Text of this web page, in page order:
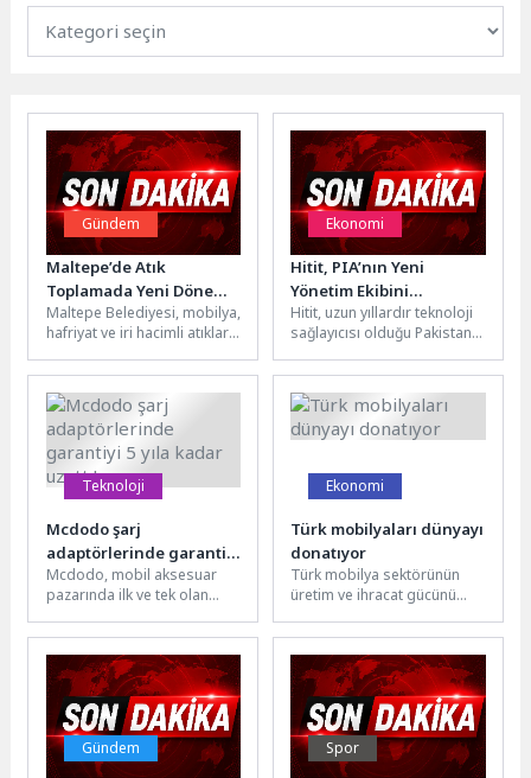
Gündem
Maltepe’de Atık
Toplamada Yeni Dönem:
Mahalle Bazlı Sabit Gün
Uygulaması Başladı
Maltepe Belediyesi, mobilya,
hafriyat ve iri hacimli atıkların
sürdürülebilir şekilde
toplanabilmesi...
Ekonomi
Hitit, PIA’nın Yeni
Yönetim Ekibini
İstanbul’da Ağırladı
Hitit, uzun yıllardır teknoloji
sağlayıcısı olduğu Pakistan
(PIA) yeni üst yönetimini ve
havayolunun...
Teknoloji
Mcdodo şarj
adaptörlerinde garantiyi
5 yıla kadar uzattı!
Mcdodo, mobil aksesuar
pazarında ilk ve tek olan
devreye aldı. Yeni
uygulamayla 2...
Ekonomi
Türk mobilyaları dünyayı
donatıyor
Türk mobilya sektörünün
üretim ve ihracat gücünü
İZFURNEX Mobilya Fuarı’nda
6 ülkeden 15...
Gündem Spor